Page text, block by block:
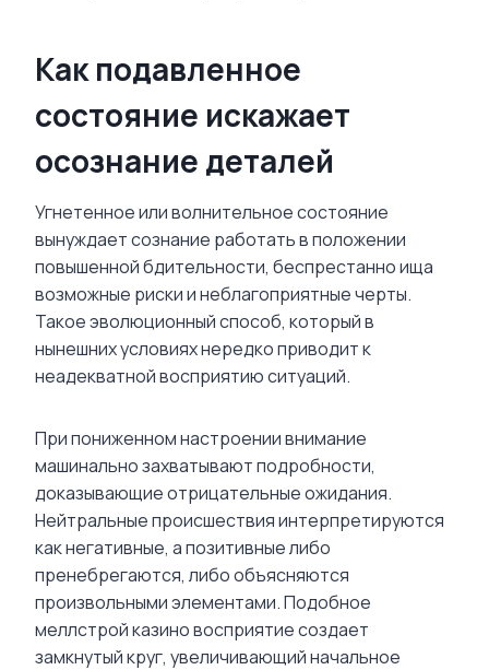
Как подавленное
состояние искажает
осознание деталей
Угнетенное или волнительное состояние
вынуждает сознание работать в положении
повышенной бдительности, беспрестанно ища
возможные риски и неблагоприятные черты.
Такое эволюционный способ, который в
нынешних условиях нередко приводит к
неадекватной восприятию ситуаций.
При пониженном настроении внимание
машинально захватывают подробности,
доказывающие отрицательные ожидания.
Нейтральные происшествия интерпретируются
как негативные, а позитивные либо
пренебрегаются, либо объясняются
произвольными элементами. Подобное
меллстрой казино восприятие создает
замкнутый круг, увеличивающий начальное